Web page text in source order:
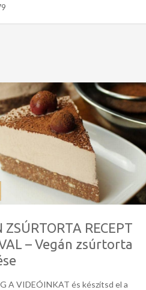
ZSÚRTORTA RECEPT
– Vegán zsúrtorta
A VIDEÓINKAT és készítsd el a